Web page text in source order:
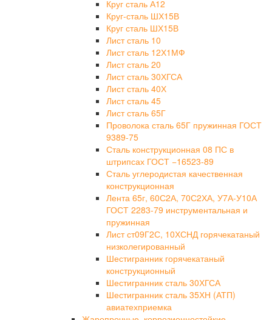
Круг сталь А12
Круг-сталь ШХ15В
Круг сталь ШХ15В
Лист сталь 10
Лист сталь 12Х1МФ
Лист сталь 20
Лист сталь 30ХГСА
Лист сталь 40Х
Лист сталь 45
Лист сталь 65Г
Проволока сталь 65Г пружинная ГОСТ
9389-75
Сталь конструкционная 08 ПС в
штрипсах ГОСТ −16523-89
Сталь углеродистая качественная
конструкционная
Лента 65г, 60С2А, 70С2ХА, У7А-У10А
ГОСТ 2283-79 инструментальная и
пружинная
Лист ст09Г2С, 10ХСНД горячекатаный
низколегированный
Шестигранник горячекатаный
конструкционный
Шестигранник сталь 30ХГСА
Шестигранник сталь 35ХН (АТП)
авиатехприемка